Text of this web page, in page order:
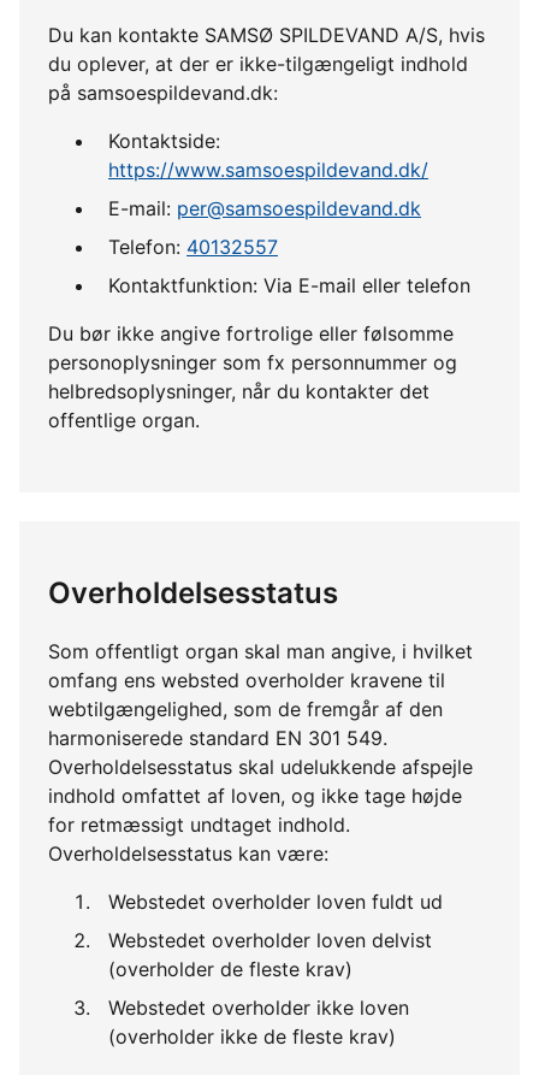
Du kan kontakte SAMSØ SPILDEVAND A/S, hvis
du oplever, at der er ikke-tilgængeligt indhold
på samsoespildevand.dk:
Kontaktside:
https://www.samsoespildevand.dk/
E-mail: per@samsoespildevand.dk
Telefon: 40132557
Kontaktfunktion: Via E-mail eller telefon
Du bør ikke angive fortrolige eller følsomme
personoplysninger som fx personnummer og
helbredsoplysninger, når du kontakter det
offentlige organ.
Overholdelsesstatus
Som offentligt organ skal man angive, i hvilket
omfang ens websted overholder kravene til
webtilgængelighed, som de fremgår af den
harmoniserede standard EN 301 549.
Overholdelsesstatus skal udelukkende afspejle
indhold omfattet af loven, og ikke tage højde
for retmæssigt undtaget indhold.
Overholdelsesstatus kan være:
Webstedet overholder loven fuldt ud
Webstedet overholder loven delvist
(overholder de fleste krav)
Webstedet overholder ikke loven
(overholder ikke de fleste krav)